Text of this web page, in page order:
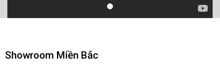
Showroom Miền Bắc